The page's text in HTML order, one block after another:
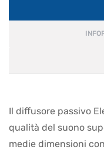
Il diffusore passivo
qualità del suono
medie dimensioni